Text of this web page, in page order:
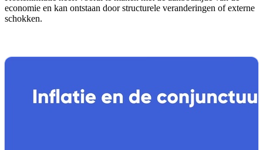
economie en kan ontstaan door structurele veranderingen of externe
schokken.